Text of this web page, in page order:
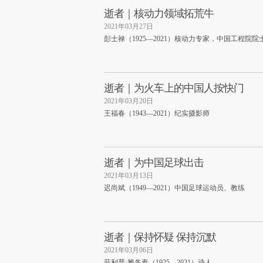
逝者｜核动力领域拓荒牛
2021年03月27日
彭士禄（1925—2021）核动力专家，中国工程院院
逝者｜为火车上的中国人按快门
2021年03月20日
王福春（1943—2021）纪实摄影师
逝者｜为中国足球出击
2021年03月13日
迟尚斌（1949—2021）中国足球运动员、教练
逝者｜保持怀疑 保持沉默
2021年03月06日